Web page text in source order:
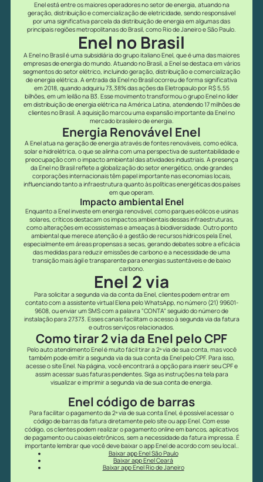
Enel está entre os maiores operadores no setor de energia, atuando na
geração, distribuição e comercialização de eletricidade, sendo responsável
por uma significativa parcela da distribuição de energia em algumas das
principais regiões metropolitanas do Brasil, como Rio de Janeiro e São Paulo.
Enel no Brasil
A Enel no Brasil é uma subsidiária do grupo italiano Enel, que é uma das maiores
empresas de energia do mundo. Atuando no Brasil, a Enel se destaca em vários
segmentos do setor elétrico, incluindo geração, distribuição e comercialização
de energia elétrica. A entrada da Enel no Brasil ocorreu de forma significativa
em 2018, quando adquiriu 73,38% das ações da Eletropaulo por R$ 5,55
bilhões, em um leilão na B3. Esse movimento transformou o grupo Enel no líder
em distribuição de energia elétrica na América Latina, atendendo 17 milhões de
clientes no Brasil. A aquisição marcou uma expansão importante da Enel no
mercado brasileiro de energia.
Energia Renovável Enel
A Enel atua na geração de energia através de fontes renováveis, como eólica,
solar e hidrelétrica, o que se alinha com uma perspectiva de sustentabilidade e
preocupação com o impacto ambiental das atividades industriais. A presença
da Enel no Brasil reflete a globalização do setor energético, onde grandes
corporações internacionais têm papel importante nas economias locais,
influenciando tanto a infraestrutura quanto às políticas energéticas dos países
em que operam.
Impacto ambiental Enel
Enquanto a Enel investe em energia renovável, como parques eólicos e usinas
solares, críticos destacam os impactos ambientais dessas infraestruturas,
como alterações em ecossistemas e ameaças à biodiversidade. Outro ponto
ambiental que merece atenção é a gestão de recursos hídricos pela Enel,
especialmente em áreas propensas a secas, gerando debates sobre a eficácia
das medidas para reduzir emissões de carbono e a necessidade de uma
transição mais ágil e transparente para energias sustentáveis e de baixo
carbono.
Enel 2 via
Para solicitar a segunda via da conta da Enel, clientes podem entrar em
contato com a assistente virtual Elena pelo WhatsApp, no número (21) 99601-
9608, ou enviar um SMS com a palavra "CONTA" seguido do número de
instalação para 27373. Esses canais facilitam o acesso à segunda via da fatura
e outros serviços relacionados.
Como tirar 2 via da Enel pelo CPF
Pelo auto atendimento Enel é muito fácil tirar a 2ª via de sua conta, mas você
também pode emitir a segunda via da sua conta da Enel pelo CPF. Para isso,
acesse o site Enel. Na página, você encontrará a opção para inserir seu CPF e
assim acessar suas faturas pendentes. Siga as instruções na tela para
visualizar e imprimir a segunda via de sua conta de energia.
Enel código de barras
Para facilitar o pagamento da 2ª via de sua conta Enel, é possível acessar o
código de barras da fatura diretamente pelo site ou app Enel. Com esse
código, os clientes podem realizar o pagamento online em bancos, aplicativos
de pagamento ou caixas eletrônicos, sem a necessidade da fatura impressa. É
importante lembrar que você deve baixar o app Enel de acordo com seu local..
Baixar app Enel São Paulo
Baixar app Enel Ceará
Baixar app Enel Rio de Janeiro